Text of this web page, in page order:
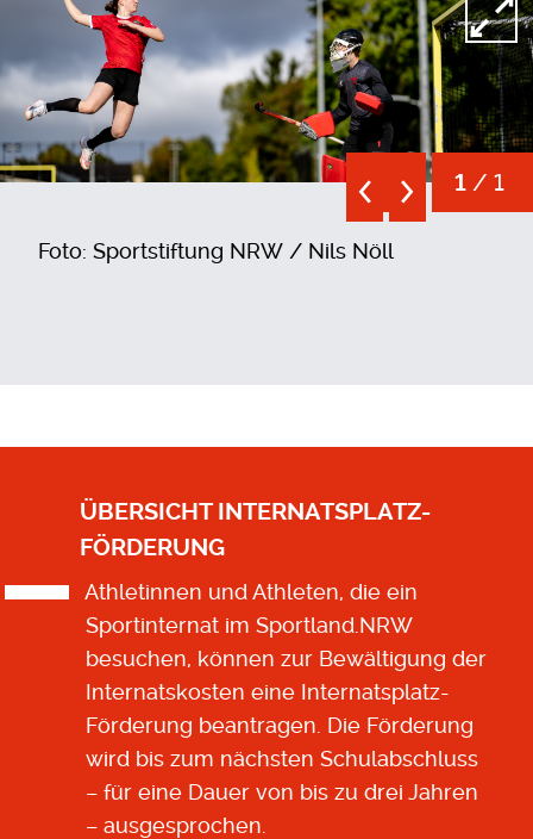
Foto: Sportstiftung NRW / Nils Nöll
1 / 1
ÜBERSICHT INTERNATSPLATZ-
FÖRDERUNG
Athletinnen und Athleten, die ein
Sportinternat im Sportland.NRW
besuchen, können zur Bewältigung der
Internatskosten eine Internatsplatz-
Förderung beantragen. Die Förderung
wird bis zum nächsten Schulabschluss
– für eine Dauer von bis zu drei Jahren
– ausgesprochen.